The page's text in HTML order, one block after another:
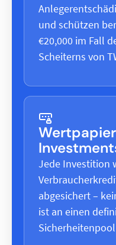
und schützen
€20,000 im Fall
Scheiterns von
Jede Investition
abgesichert –
ist an einen